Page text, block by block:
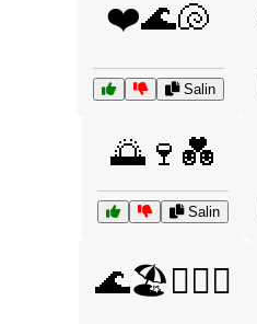
❤️🌊🐚
Salin
🌅🍷💑
Salin
🌊🏖️👩‍❤️‍👨